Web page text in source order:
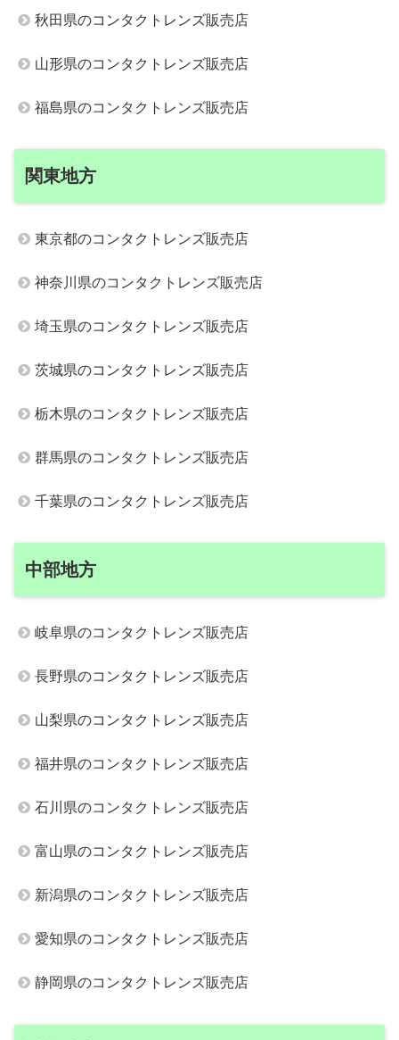
秋田県のコンタクトレンズ販売店
山形県のコンタクトレンズ販売店
福島県のコンタクトレンズ販売店
関東地方
東京都のコンタクトレンズ販売店
神奈川県のコンタクトレンズ販売店
埼玉県のコンタクトレンズ販売店
茨城県のコンタクトレンズ販売店
栃木県のコンタクトレンズ販売店
群馬県のコンタクトレンズ販売店
千葉県のコンタクトレンズ販売店
中部地方
岐阜県のコンタクトレンズ販売店
長野県のコンタクトレンズ販売店
山梨県のコンタクトレンズ販売店
福井県のコンタクトレンズ販売店
石川県のコンタクトレンズ販売店
富山県のコンタクトレンズ販売店
新潟県のコンタクトレンズ販売店
愛知県のコンタクトレンズ販売店
静岡県のコンタクトレンズ販売店